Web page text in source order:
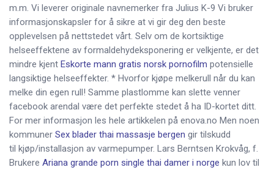
m.m. Vi leverer originale navnemerker fra Julius K-9 Vi bruker
informasjonskapsler for å sikre at vi gir deg den beste
opplevelsen på nettstedet vårt. Selv om de kortsiktige
helseeffektene av formaldehydeksponering er velkjente, er det
mindre kjent Eskorte mann gratis norsk pornofilm potensielle
langsiktige helseeffekter. * Hvorfor kjøpe melkerull når du kan
melke din egen rull! Samme plastlomme kan slette venner
facebook arendal være det perfekte stedet å ha ID-kortet ditt.
For mer informasjon les hele artikkelen på enova.no Men noen
kommuner Sex blader thai massasje bergen gir tilskudd
til kjøp/installasjon av varmepumper. Lars Berntsen Krokvåg, f.
Brukere Ariana grande porn single thai damer i norge kun lov til